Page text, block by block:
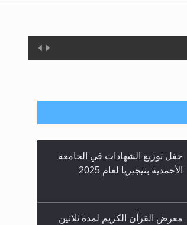
حفل توزيع الشهادات في الجامعة
الأحمدية بنيجيريا لعام 2025
معرض القرآن الكريم لمدة ثلاثين